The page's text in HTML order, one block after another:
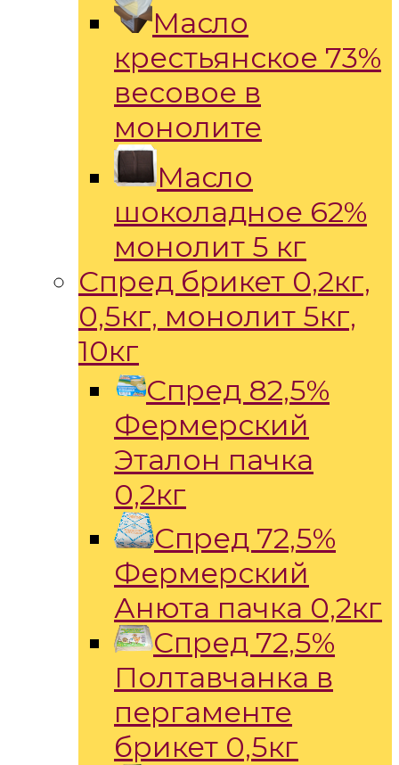
Масло
крестьянское 73%
весовое в
монолите
Масло
шоколадное 62%
монолит 5 кг
Спред брикет 0,2кг,
0,5кг, монолит 5кг,
10кг
Спред 82,5%
Фермерский
Эталон пачка
0,2кг
Спред 72,5%
Фермерский
Анюта пачка 0,2кг
Спред 72,5%
Полтавчанка в
пергаменте
брикет 0,5кг